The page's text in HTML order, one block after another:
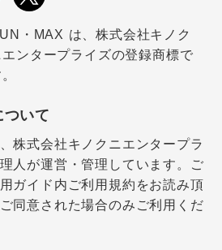
・MAX は、株式会社キノク
エンタープライズの登録商標で
いて
株式会社キノクニエンタープラ
人が運営・管理しています。ご
ガイド内ご利用規約をお読み頂
同意された場合のみご利用くだ